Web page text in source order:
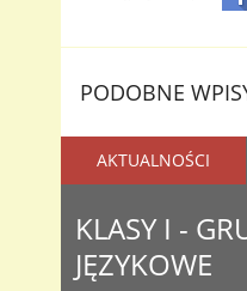
PODOBNE
AKTUALNOŚCI
KLASY I -
JĘZYKOWE